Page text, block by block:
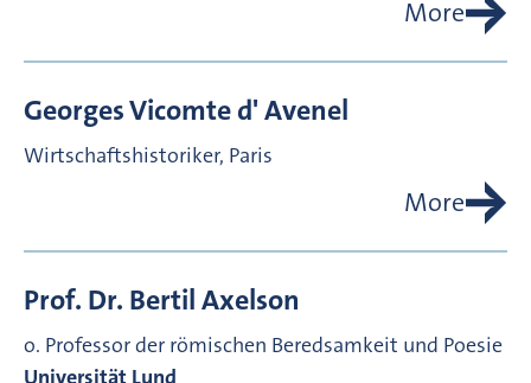
More
Georges Vicomte d'Avenel
Wirtschaftshistoriker, Paris
More
Prof. Dr. BertilAxelson
o. Professor der römischen Beredsamkeit und Poesie